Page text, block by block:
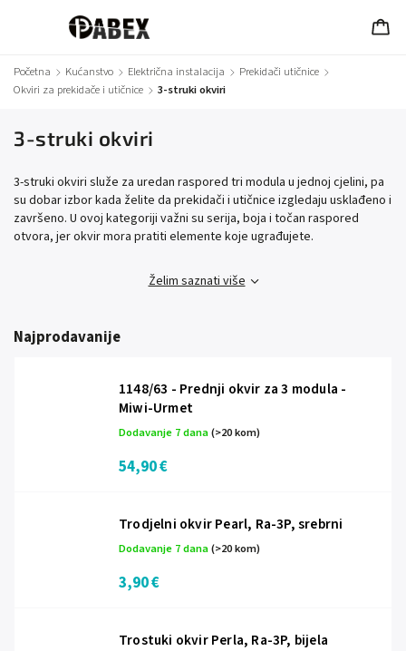
Početna / Kućanstvo / Električna instalacija / Prekidači utičnice /
Okviri za prekidače i utičnice / 3-struki okviri
3-struki okviri
3-struki okviri služe za uredan raspored tri modula u jednoj cjelini, pa
su dobar izbor kada želite da prekidači i utičnice izgledaju usklađeno i
završeno. U ovoj kategoriji važni su serija, boja i točan raspored
otvora, jer okvir mora pratiti elemente koje ugrađujete.
Želim saznati više
Najprodavanije
1148/63 - Prednji okvir za 3 modula -
Miwi-Urmet
Dodavanje 7 dana(>20 kom)
54,90 €
Trodjelni okvir Pearl, Ra-3P, srebrni
Dodavanje 7 dana(>20 kom)
3,90 €
Trostuki okvir Perla, Ra-3P, bijela